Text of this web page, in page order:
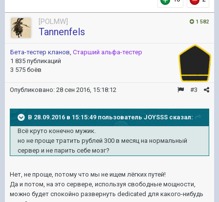
1 582
[POLMW]
Tannenfels
Бета-тестер кланов Старший альфа-тестер
1 835 публикаций
3 575 боёв
#3
Опубликовано: 28 сен 2016, 15:18:12
В 28.09.2016 в 15:15:49 пользователь JOYSSS сказал:
Всё круто конечно мужик.
но не проще тратить рублей 300 в месяц на нормальный
сервер и не парить себе мозг?
Нет, не проще, потому что мы не ищем лёгких путей!
Да и потом, на это сервере, используя свободные мощности,
можно будет спокойно развернуть dedicated для какого-нибудь